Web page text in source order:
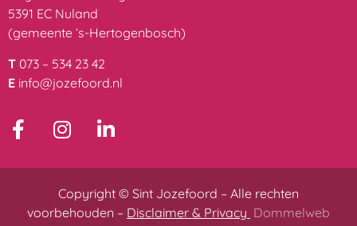
5391 EC Nuland
(gemeente ‘s-Hertogenbosch)
T 073 – 534 23 42
E info@jozefoord.nl
Copyright © Sint Jozefoord – Alle rechten
voorbehouden – Disclaimer & Privacy Dommelweb